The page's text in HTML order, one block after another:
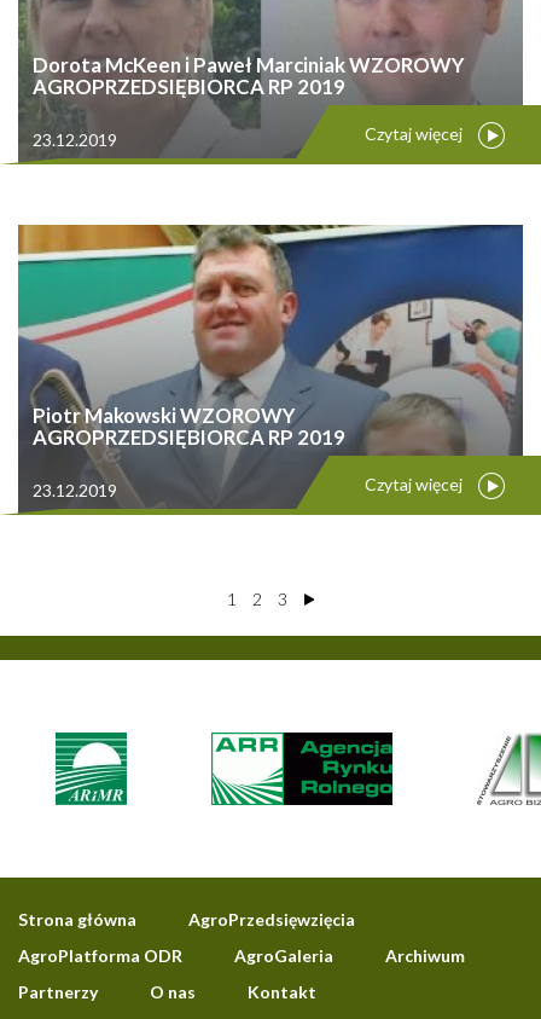
Dorota McKeen i Paweł Marciniak WZOROWY
AGROPRZEDSIĘBIORCA RP 2019
23.12.2019 Czytaj więcej
Piotr Makowski WZOROWY
AGROPRZEDSIĘBIORCA RP 2019
23.12.2019 Czytaj więcej
1 2 3
Strona główna
AgroPrzedsięwzięcia
AgroPlatforma ODR
AgroGaleria
Archiwum
Partnerzy
O nas Kontakt